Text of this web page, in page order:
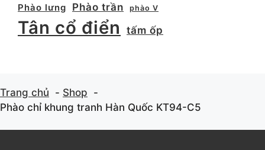
Phào lưng
Phào trần phào V
Tân cổ điển tấm ốp
Trang chủ
Shop
Phào chỉ khung tranh Hàn Quốc KT94-C5